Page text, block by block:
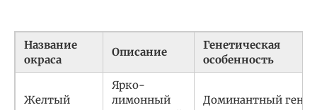
Название
окраса
Описание
Генетическая
особенность
Желтый
Ярко-
лимонный
Доминантный ген